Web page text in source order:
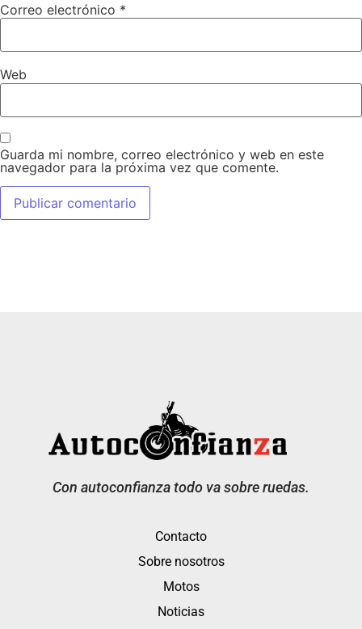
Correo electrónico *
Web
Guarda mi nombre, correo electrónico y web en este
navegador para la próxima vez que comente.
Con autoconfianza todo va sobre ruedas.
Contacto
Sobre nosotros
Motos
Noticias